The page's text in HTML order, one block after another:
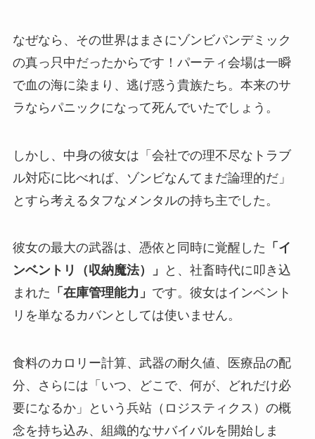
なぜなら、その世界はまさにゾンビパンデミック
の真っ只中だったからです！パーティ会場は一瞬
で血の海に染まり、逃げ惑う貴族たち。本来のサ
ラならパニックになって死んでいたでしょう。
しかし、中身の彼女は「会社での理不尽なトラブ
ル対応に比べれば、ゾンビなんてまだ論理的だ」
とすら考えるタフなメンタルの持ち主でした。
彼女の最大の武器は、憑依と同時に覚醒した 「イ
ンベントリ（収納魔法）」
と、社畜時代に叩き込
まれた 「在庫管理能力」 です。彼女はインベント
リを単なるカバンとしては使いません。
食料のカロリー計算、武器の耐久値、医療品の配
分、さらには「いつ、どこで、何が、どれだけ必
要になるか」という兵站（ロジスティクス）の概
念を持ち込み、組織的なサバイバルを開始しま